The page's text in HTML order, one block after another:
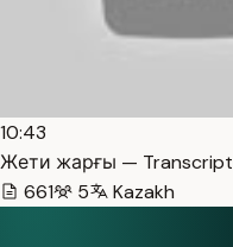
10:43
Жети жарғы — Transcript
661
5 Kazakh